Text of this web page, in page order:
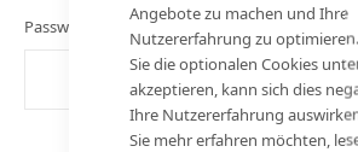
Angebote zu machen und Ihre
Nutzererfahrung zu
Sie die optionalen Cookies
akzeptieren, kann sich dies
Ihre Nutzererfahrung
Sie mehr erfahren möchten,
Passwort bestätigen